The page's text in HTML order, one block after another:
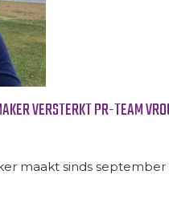
VERSTERKT PR-TEAM
maakt sinds